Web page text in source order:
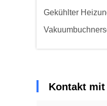
Gekühlter
Kontakt